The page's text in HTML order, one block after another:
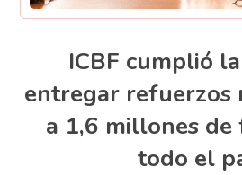
ICBF cumplió
entregar refuerzos
a 1,6 millones de
todo el